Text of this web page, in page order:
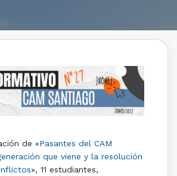
de «Pasantes del CAM
que viene y la resolución
», 11 estudiantes,